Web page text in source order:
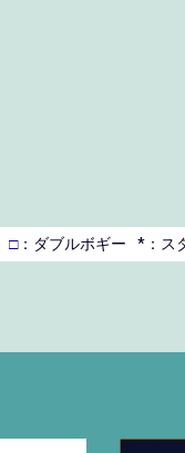
□：ダブルボギー *：ス